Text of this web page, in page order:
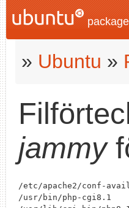
» Ubuntu »
jammy
/etc/apache2/conf-
/usr/bin/php-cgi8.1